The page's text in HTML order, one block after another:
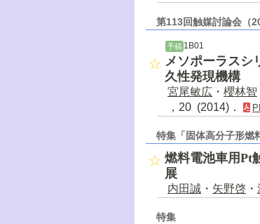
第113回触媒討論会（
予稿 1B01
メソポーラスシ
久性発現機構
宮尾敏広 ・ 櫻林智
，20 (2014)．
特集「固体高分子形燃
燃料電池車用Pt
展
内田誠 ・ 矢野啓 ・
特集